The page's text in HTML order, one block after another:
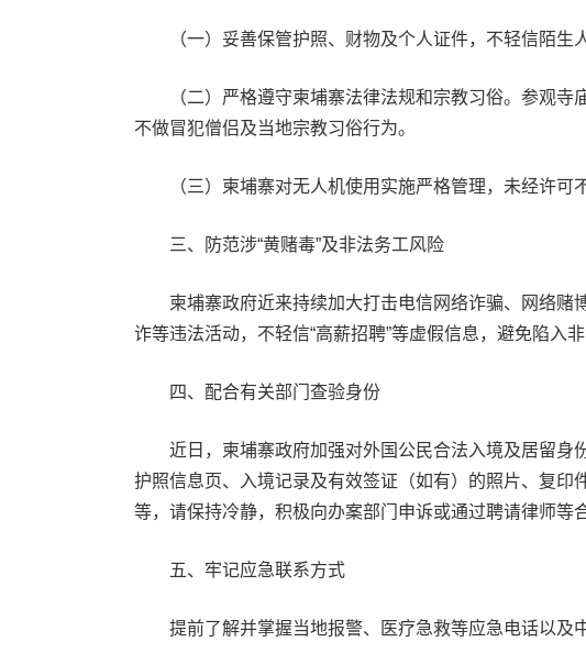
（一）妥善保管护照、财物及个人证件，不轻信陌生人
（二）严格遵守柬埔寨法律法规和宗教习俗。参观寺庙
不做冒犯僧侣及当地宗教习俗行为。
（三）柬埔寨对无人机使用实施严格管理，未经许可不
三、防范涉“黄赌毒”及非法务工风险
柬埔寨政府近来持续加大打击电信网络诈骗、网络赌博
诈等违法活动，不轻信“高薪招聘”等虚假信息，避免陷入非
四、配合有关部门查验身份
近日，柬埔寨政府加强对外国公民合法入境及居留身
护照信息页、入境记录及有效签证（如有）的照片、复
等，请保持冷静，积极向办案部门申诉或通过聘请律师等
五、牢记应急联系方式
提前了解并掌握当地报警、医疗急救等应急电话以及